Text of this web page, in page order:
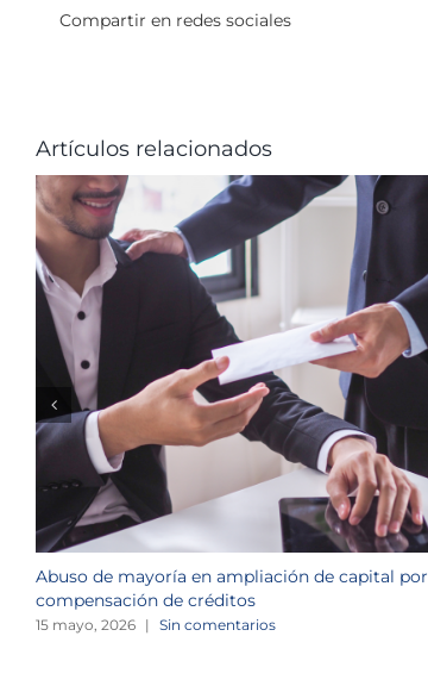
Compartir en redes sociales
Artículos relacionados
Abuso de mayoría en ampliación de capital por
compensación de créditos
15 mayo, 2026 | Sin comentarios